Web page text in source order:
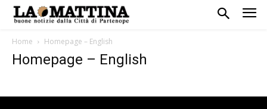
Home Homepage – English
Homepage – English